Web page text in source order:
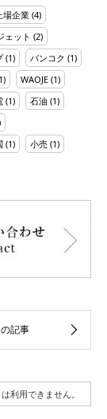
場企業 (4)
ェット (2)
(1) バンコク (1)
WAOJE (1)
(1) 石油 (1)
(1) 小売 (1)
利用できません。